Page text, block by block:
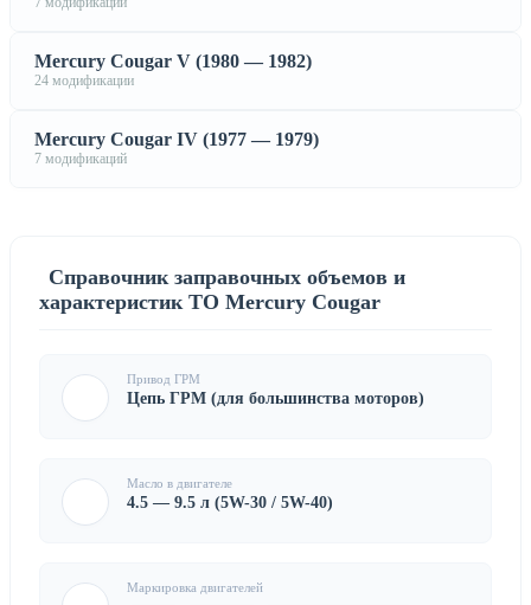
Mercury Cougar V (1980 — 1982)
24 модификации
Mercury Cougar IV (1977 — 1979)
7 модификаций
Справочник заправочных объемов и
характеристик ТО Mercury Cougar
Привод ГРМ
Цепь ГРМ (для большинства моторов)
Масло в двигателе
4.5 — 9.5 л (5W-30 / 5W-40)
Маркировка двигателей